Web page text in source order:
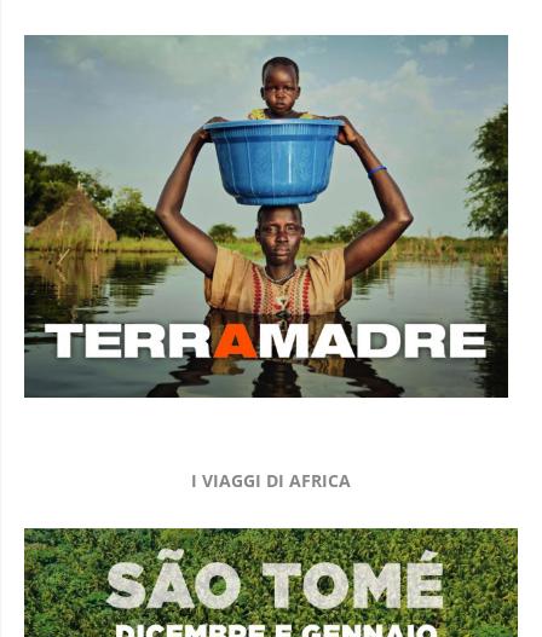
I VIAGGI DI AFRICA